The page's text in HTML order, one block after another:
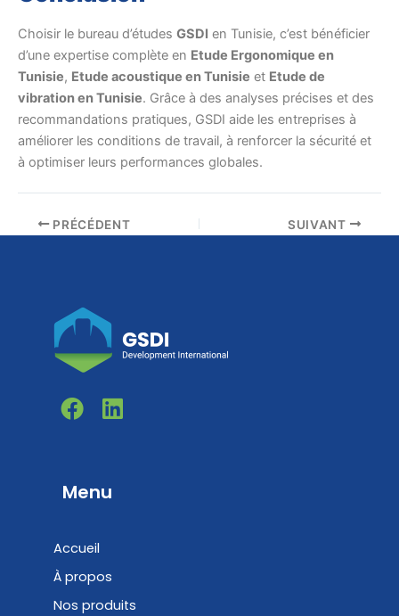
Choisir le bureau d’études GSDI en Tunisie, c’est bénéficier
d’une expertise complète en Etude Ergonomique en
Tunisie, Etude acoustique en Tunisie et Etude de
vibration en Tunisie. Grâce à des analyses précises et des
recommandations pratiques, GSDI aide les entreprises à
améliorer les conditions de travail, à renforcer la sécurité et
à optimiser leurs performances globales.
PRÉCÉDENT SUIVANT
F
a
b
o
L
i
e
Menu
Accueil
À propos
Nos produits